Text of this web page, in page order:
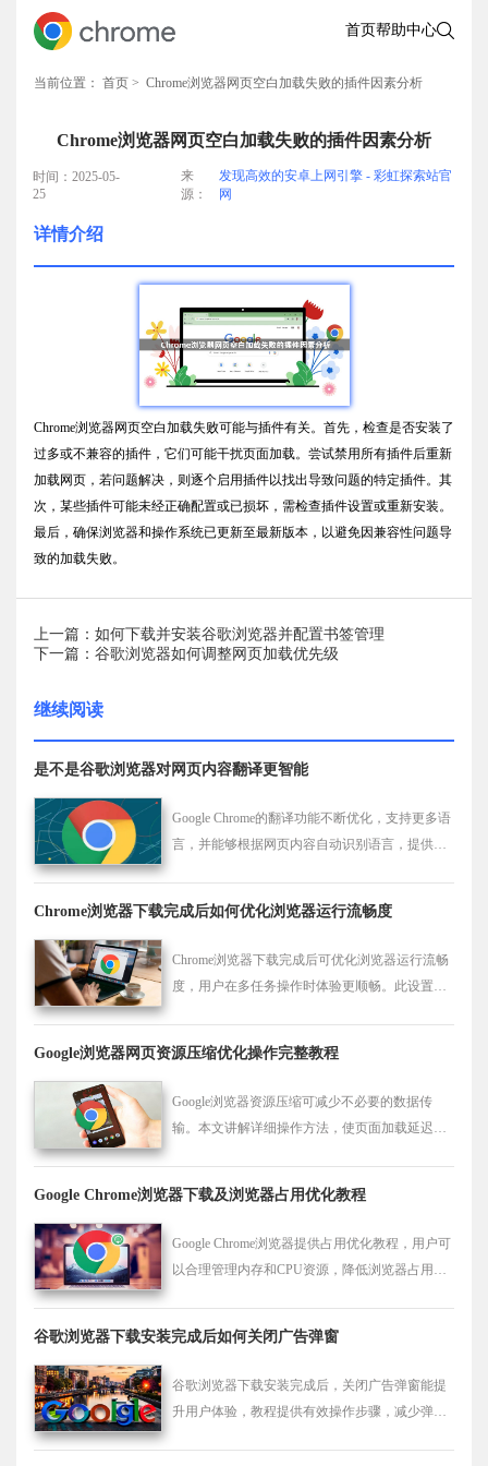
首页帮助中心
当前位置： 首页 > Chrome浏览器网页空白加载失败的插件因素分析
Chrome浏览器网页空白加载失败的插件因素分析
时间：2025-05-
25
来
源：
发现高效的安卓上网引擎 - 彩虹探索站官
网
详情介绍
Chrome浏览器网页空白加载失败可能与插件有关。首先，检查是否安装了
过多或不兼容的插件，它们可能干扰页面加载。尝试禁用所有插件后重新
加载网页，若问题解决，则逐个启用插件以找出导致问题的特定插件。其
次，某些插件可能未经正确配置或已损坏，需检查插件设置或重新安装。
最后，确保浏览器和操作系统已更新至最新版本，以避免因兼容性问题导
致的加载失败。
上一篇：如何下载并安装谷歌浏览器并配置书签管理
下一篇：谷歌浏览器如何调整网页加载优先级
继续阅读
是不是谷歌浏览器对网页内容翻译更智能
Google Chrome的翻译功能不断优化，支持更多语
言，并能够根据网页内容自动识别语言，提供更
Chrome浏览器下载完成后如何优化浏览器运行流畅度
Chrome浏览器下载完成后可优化浏览器运行流畅
度，用户在多任务操作时体验更顺畅。此设置减
Google浏览器网页资源压缩优化操作完整教程
Google浏览器资源压缩可减少不必要的数据传
输。本文讲解详细操作方法，使页面加载延迟明
Google Chrome浏览器下载及浏览器占用优化教程
Google Chrome浏览器提供占用优化教程，用户可
以合理管理内存和CPU资源，降低浏览器占用
谷歌浏览器下载安装完成后如何关闭广告弹窗
谷歌浏览器下载安装完成后，关闭广告弹窗能提
升用户体验，教程提供有效操作步骤，减少弹窗